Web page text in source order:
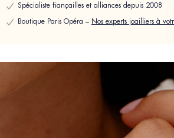
Spécialiste fiançailles et alliances depuis 2008
Boutique Paris Opéra – Nos experts joailliers à